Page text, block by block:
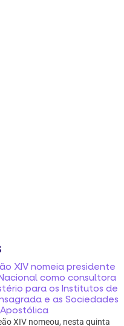
XIV nomeia presidente
como consultora
para os Institutos de
e as Sociedades
XIV nomeou, nesta quinta